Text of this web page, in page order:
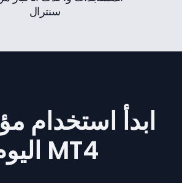
سنترال
ابدأ استخدام
MT4 اليوم